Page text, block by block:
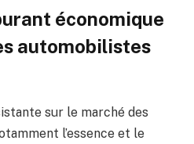
économique
automobilistes
sur le marché des
l’essence et le